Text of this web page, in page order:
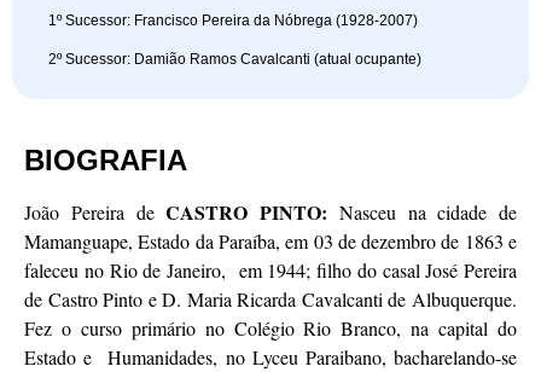
1º Sucessor: Francisco Pereira da Nóbrega (1928-2007)
2º Sucessor: Damião Ramos Cavalcanti (atual ocupante)
BIOGRAFIA
João Pereira deCASTRO PINTO: Nasceu na cidade de
Mamanguape, Estado da Paraíba, em 03 de dezembro de 1863 e
faleceu no Rio de Janeiro, em 1944; filho do casal José Pereira
de Castro Pinto e D. Maria Ricarda Cavalcanti de Albuquerque.
Fez o curso primário no Colégio Rio Branco, na capital do
Estado e Humanidades, no Lyceu Paraibano, bacharelando-se